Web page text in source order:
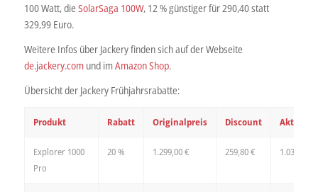
100 Watt, dieSolarSaga 100W, 12 % günstiger für 290,40 statt
329,99 Euro.
Weitere Infos über Jackery finden sich auf der Webseite
de.jackery.comund imAmazon Shop.
Übersicht der Jackery Frühjahrsrabatte:
Produkt Rabatt Originalpreis Discount
Explorer 1000
Pro
20 % 1.299,00 € 259,80 € 1.039,20 €